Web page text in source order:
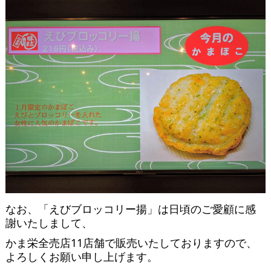
なお、「えびブロッコリー揚」は日頃のご愛顧に感
謝いたしまして、
かま栄全売店11店舗で販売いたしておりますので、
よろしくお願い申し上げます。